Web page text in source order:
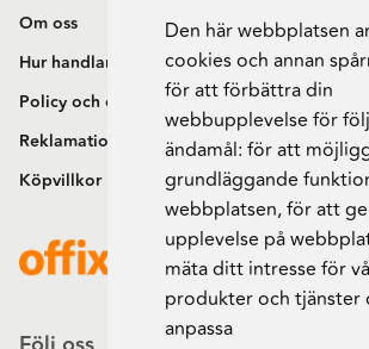
Den här webbplatsen
cookies och annan
för att förbättra din
webbupplevelse för
ändamål: för att
grundläggande
webbplatsen,för att
upplevelse på
mäta ditt intresse för
produkter och tjänster
anpassa
Om oss
Hur handlar jag?
Policy och cookies
Reklamation och retur
Köpvillkor